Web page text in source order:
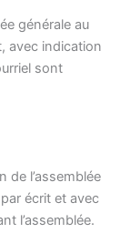
générale au
avec indication
sont
de l’assemblée
écrit et avec
l’assemblée.